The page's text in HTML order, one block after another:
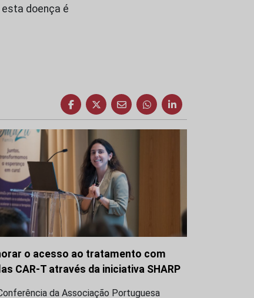
doença é
o acesso ao tratamento com
CAR-T através da iniciativa SHARP
da Associação Portuguesa